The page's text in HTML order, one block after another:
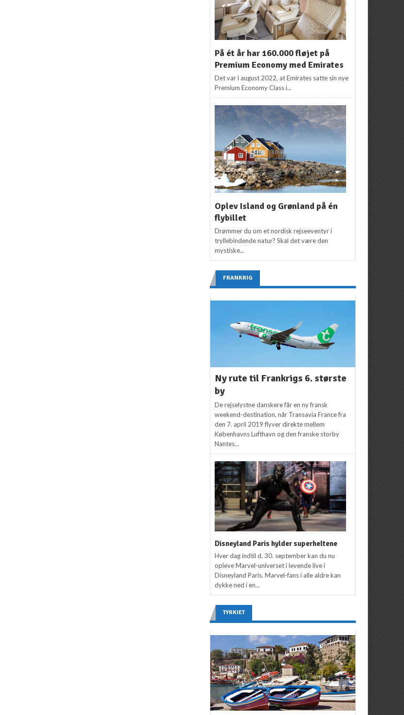
På ét år har 160.000 fløjet på
Premium Economy med Emirates
Det var i august 2022, at Emirates satte sin nye
Premium Economy Class i...
Oplev Island og Grønland på én
flybillet
Drømmer du om et nordisk rejseeventyr i
tryllebindende natur? Skal det være den
mystiske...
FRANKRIG
Ny rute til Frankrigs 6. største
by
De rejselystne danskere får en ny fransk
weekend-destination, når Transavia France fra
den 7. april 2019 flyver direkte mellem
Københavns Lufthavn og den franske storby
Nantes...
Disneyland Paris hylder superheltene
Hver dag indtil d. 30. september kan du nu
opleve Marvel-universet i levende live i
Disneyland Paris. Marvel-fans i alle aldre kan
dykke ned i en...
TYRKIET